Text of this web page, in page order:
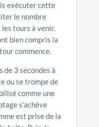
exécuter cette
le nombre
tours à venir.
bien compris la
commence.
de 3 secondes à
ou se trompe de
comme une
s'achève
est prise de la